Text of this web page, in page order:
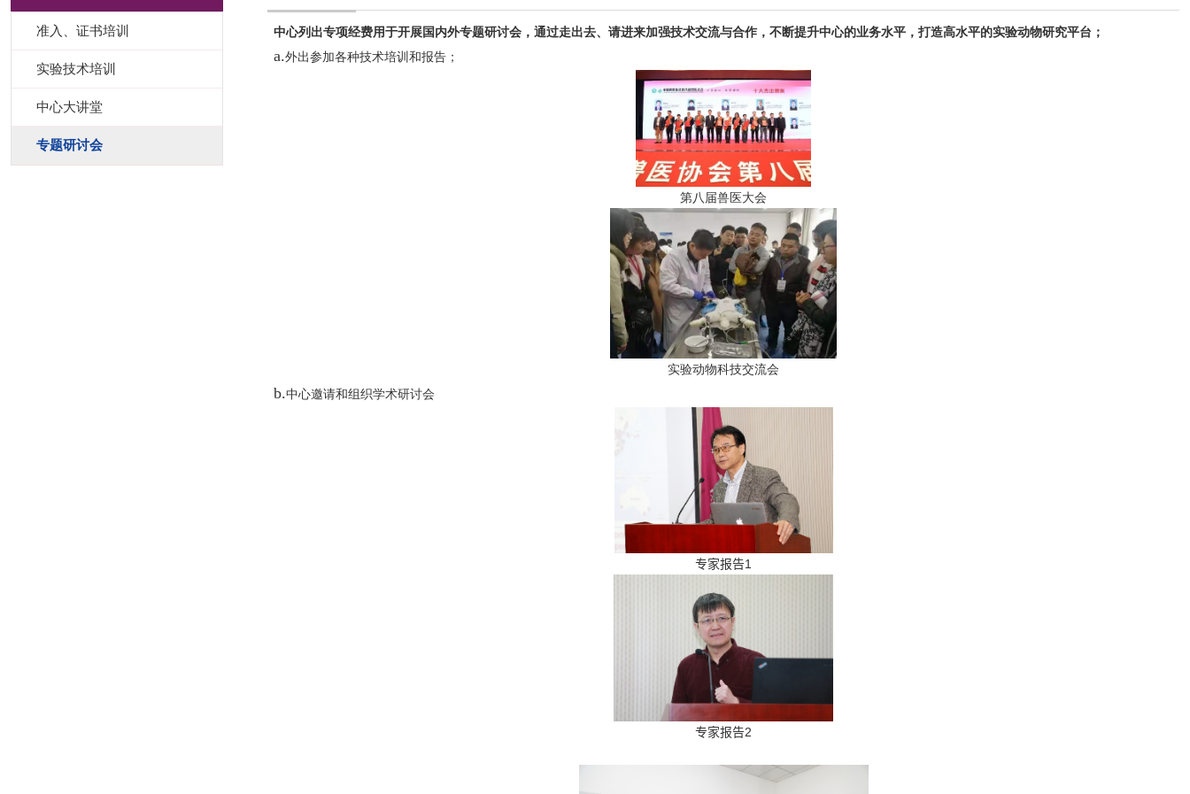
准入、证书培训
实验技术培训
中心大讲堂
专题研讨会
中心列出专项经费用于开展国内外专题研讨会，通过走出去、请进来加强技术交流与合作，不断提升中心的业务水平，打造高水平的实验动物研究平台；
a.外出参加各种技术培训和报告；
第八届兽医大会
实验动物科技交流会
b.中心邀请和组织学术研讨会
专家报告1
专家报告2